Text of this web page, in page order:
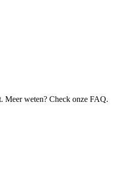
Meer weten? Check onze FAQ.